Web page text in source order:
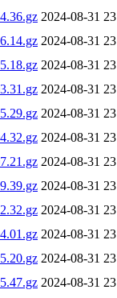
2024-08-31
2024-08-31
2024-08-31
2024-08-31
2024-08-31
2024-08-31
2024-08-31
2024-08-31
2024-08-31
2024-08-31
2024-08-31
2024-08-31